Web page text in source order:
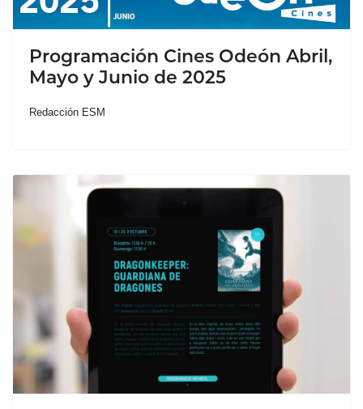
Programación Cines Odeón Abril,
Mayo y Junio de 2025
Redacción ESM